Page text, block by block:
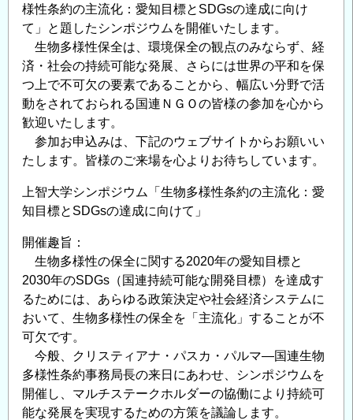
様性条約の主流化：愛知目標とSDGsの達成に向け
て」と題したシンポジウムを開催いたします。
生物多様性保全は、環境保全の観点のみならず、経
済・社会の持続可能な発展、さらには世界の平和を保
つ上で不可欠の要素であることから、幅広い分野で活
動をされておられる国連ＮＧＯの皆様の参加を心から
歓迎いたします。
参加お申込みは、下記のウェブサイトからお願いい
たします。皆様のご来場を心よりお待ちしています。
上智大学シンポジウム「生物多様性条約の主流化：愛
知目標とSDGsの達成に向けて」
開催趣旨：
生物多様性の保全に関する2020年の愛知目標と
2030年のSDGs（国連持続可能な開発目標）を達成す
るためには、あらゆる政策決定や社会経済システムに
おいて、生物多様性の保全を「主流化」することが不
可欠です。
今般、クリスティアナ・パスカ・パルマ―国連生物
多様性条約事務局長の来日にあわせ、シンポジウムを
開催し、マルチステークホルダーの協働により持続可
能な発展を実現するための方策を議論します。